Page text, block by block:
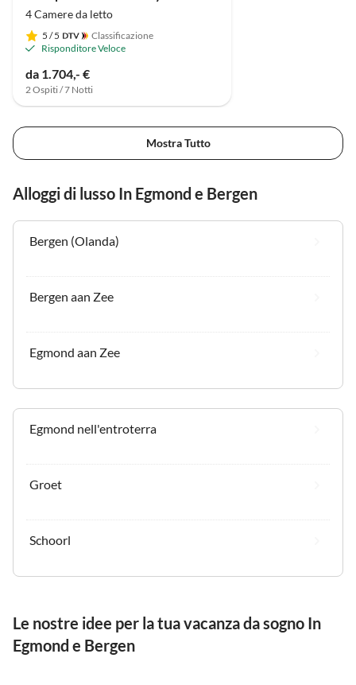
4 Camere da letto
5 / 5
Classificazione
Risponditore Veloce
da 1.704,- €
2 Ospiti / 7 Notti
Mostra Tutto
Alloggi di lusso In Egmond e Bergen
Bergen (Olanda)
Bergen aan Zee
Egmond aan Zee
Egmond nell'entroterra
Groet
Schoorl
Le nostre idee per la tua vacanza da sogno In
Egmond e Bergen